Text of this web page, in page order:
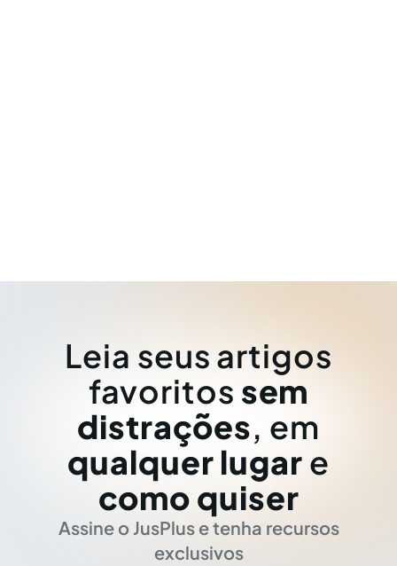
Leia seus artigos
favoritos sem
distrações, em
qualquer lugar e
como quiser
Assine o JusPlus e tenha recursos
exclusivos